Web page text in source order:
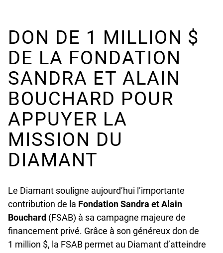
DON DE 1 MILLION $
DE LA FONDATION
SANDRA ET ALAIN
BOUCHARD POUR
APPUYER LA
MISSION DU
DIAMANT
Le Diamant souligne aujourd’hui l’importante
contribution de la Fondation Sandra et Alain
Bouchard (FSAB) à sa campagne majeure de
financement privé. Grâce à son généreux don de
1 million $, la FSAB permet au Diamant d’atteindre